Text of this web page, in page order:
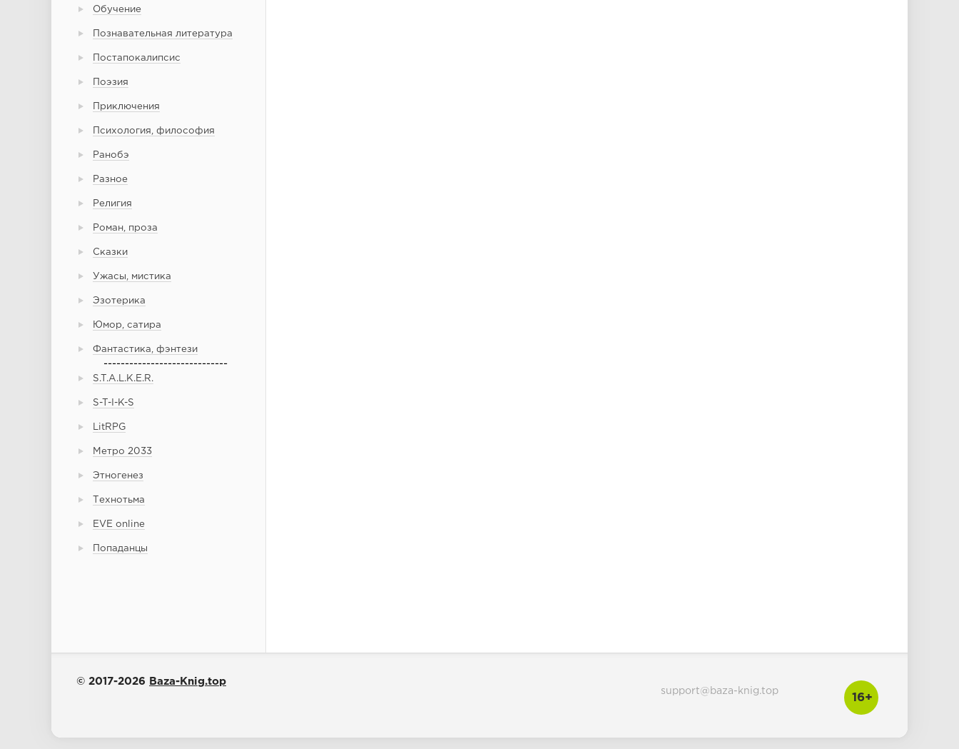
Обучение
Познавательная литература
Постапокалипсис
Поэзия
Приключения
Психология, философия
Ранобэ
Разное
Религия
Роман, проза
Сказки
Ужасы, мистика
Эзотерика
Юмор, сатира
Фантастика, фэнтези
-----------------------------
S.T.A.L.K.E.R.
S-T-I-K-S
LitRPG
Метро 2033
Этногенез
Технотьма
EVE online
Попаданцы
© 2017-2026 Baza-Knig.top
16+
support@baza-knig.top